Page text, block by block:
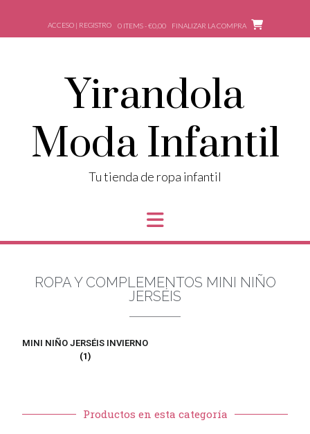
ACCESO | REGISTRO 0 ITEMS - €0,00 FINALIZAR LA COMPRA
Yirandola
Moda Infantil
Tu tienda de ropa infantil
ROPA Y COMPLEMENTOS MINI NIÑO
JERSÉIS
MINI NIÑO JERSÉIS INVIERNO
(1)
Productos en esta categoría